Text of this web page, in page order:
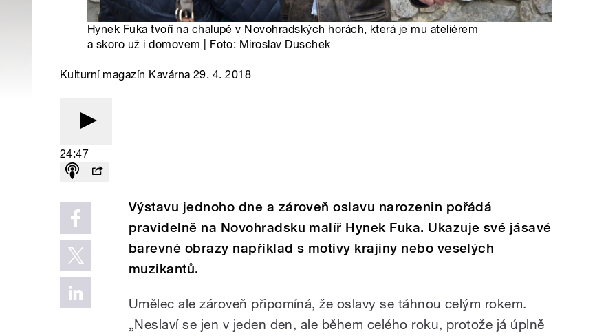
Hynek Fuka tvoří na chalupě v Novohradských horách, která je mu ateliérem
a skoro už i domovem | Foto: Miroslav Duschek
Kulturní magazín Kavárna 29. 4. 2018
24:47
Výstavu jednoho dne a zároveň oslavu narozenin pořádá
pravidelně na Novohradsku malíř Hynek Fuka. Ukazuje své jásavé
barevné obrazy například s motivy krajiny nebo veselých
muzikantů.
Umělec ale zároveň připomíná, že oslavy se táhnou celým rokem.
„Neslaví se jen v jeden den, ale během celého roku, protože já úplně